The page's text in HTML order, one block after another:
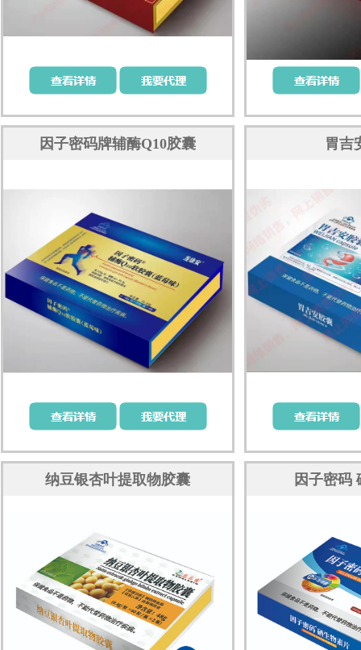
因子密码牌辅酶Q10胶囊 胃吉
纳豆银杏叶提取物胶囊 因子密码